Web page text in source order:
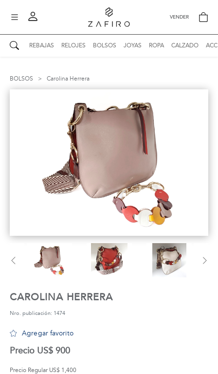
VENDER
REBAJAS RELOJES BOLSOS JOYAS ROPA CALZADO
Mis mensajes
Cerrar sesión
BOLSOS > Carolina Herrera
CAROLINA HERRERA
Nro. publicación: 1474
Agregar favorito
Precio US$ 900
Precio Regular US$ 1,400